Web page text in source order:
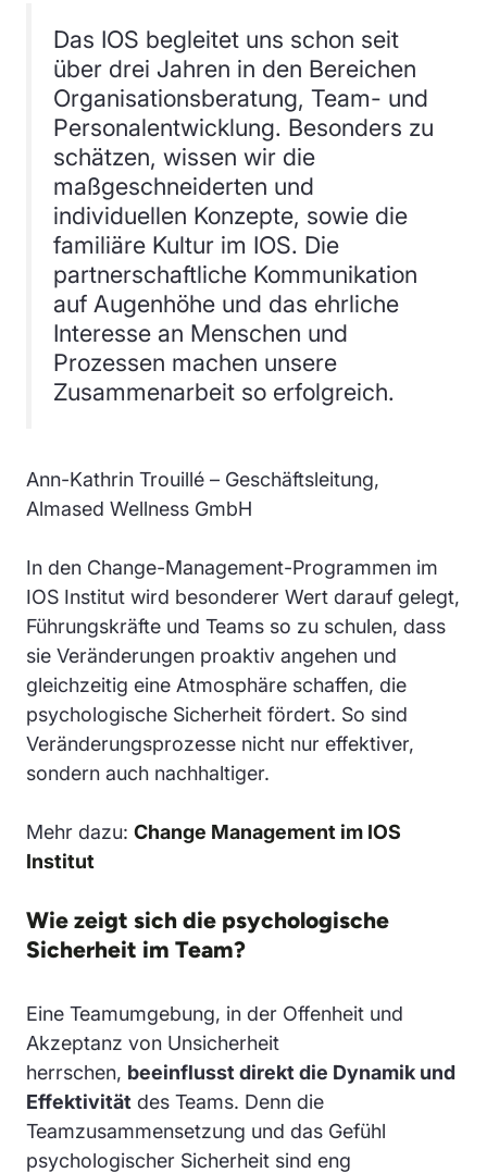
Das IOS begleitet uns schon seit
über drei Jahren in den Bereichen
Organisationsberatung, Team- und
Personalentwicklung. Besonders zu
schätzen, wissen wir die
maßgeschneiderten und
individuellen Konzepte, sowie die
familiäre Kultur im IOS. Die
partnerschaftliche Kommunikation
auf Augenhöhe und das ehrliche
Interesse an Menschen und
Prozessen machen unsere
Zusammenarbeit so erfolgreich.
Ann-Kathrin Trouillé – Geschäftsleitung,
Almased Wellness GmbH
In den Change-Management-Programmen im
IOS Institut wird besonderer Wert darauf gelegt,
Führungskräfte und Teams so zu schulen, dass
sie Veränderungen proaktiv angehen und
gleichzeitig eine Atmosphäre schaffen, die
psychologische Sicherheit fördert. So sind
Veränderungsprozesse nicht nur effektiver,
sondern auch nachhaltiger.
Mehr dazu: Change Management im IOS
Institut
Wie zeigt sich die psychologische
Sicherheit im Team?
Eine Teamumgebung, in der Offenheit und
Akzeptanz von Unsicherheit
herrschen, beeinflusst direkt die Dynamik und
Effektivität des Teams. Denn die
Teamzusammensetzung und das Gefühl
psychologischer Sicherheit sind eng